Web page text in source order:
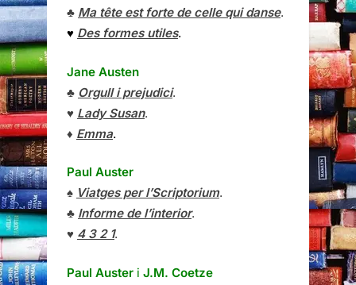
♣ Ma tête est forte de celle qui danse.
♥ Des formes utiles.
Jane Austen
♣ Orgull i prejudici.
♥ Lady Susan.
♦ Emma.
Paul Auster
♠ Viatges per l’Scriptorium.
♣ Informe de l’interior.
♥ 4 3 2 1.
Paul Auster i J.M. Coetze